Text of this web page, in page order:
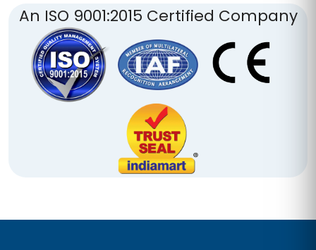
An ISO 9001:2015 Certified Company